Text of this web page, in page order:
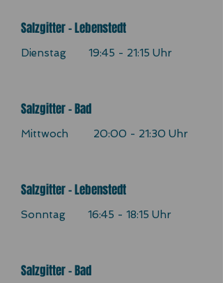
Salzgitter - Lebenstedt
Dienstag 19:45 - 21:15 Uhr
Salzgitter - Bad
Mittwoch 20:00 - 21:30 Uhr
Salzgitter - Lebenstedt
Sonntag 16:45 - 18:15 Uhr
Salzgitter - Bad